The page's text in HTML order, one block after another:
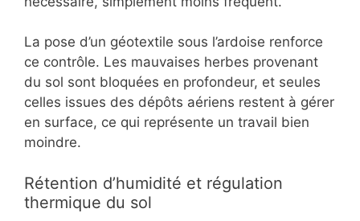
La pose d’un géotextile sous l’ardoise renforce
ce contrôle. Les mauvaises herbes provenant
du sol sont bloquées en profondeur, et seules
celles issues des dépôts aériens restent à gérer
en surface, ce qui représente un travail bien
moindre.
Rétention d’humidité et régulation
thermique du sol